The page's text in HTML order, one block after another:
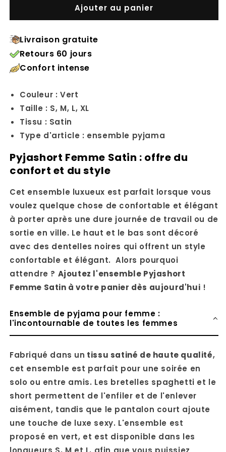
Ajouter au panier
Livraison gratuite
Retours 60 jours
Confort intense
Couleur : Vert
Taille : S, M, L, XL
Tissu : Satin
Type d'article : ensemble pyjama
Pyjashort Femme Satin : offre du
confort et du style
Cet ensemble luxueux est parfait lorsque vous
voulez quelque chose de confortable et élégant
à porter après une dure journée de travail ou de
sortie en ville. Le haut et le bas sont décoré
avec des dentelles noires qui offrent un style
confortable et élégant. Alors pourquoi
attendre ? Ajoutez l'ensemble Pyjashort
Femme Satin à votre panier dès aujourd'hui !
Ensemble de pyjama pour femme :
l'incontournable de toutes les femmes
Fabriqué dans un tissu satiné de haute qualité,
cet ensemble est parfait pour une soirée en
solo ou entre amis. Les bretelles spaghetti et le
short permettent de l'enfiler et de l'enlever
aisément, tandis que le pantalon court ajoute
une touche de luxe sexy. L'ensemble est
proposé en vert, et est disponible dans les